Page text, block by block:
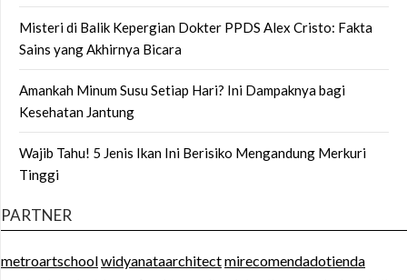
Misteri di Balik Kepergian Dokter PPDS Alex Cristo: Fakta
Sains yang Akhirnya Bicara
Amankah Minum Susu Setiap Hari? Ini Dampaknya bagi
Kesehatan Jantung
Wajib Tahu! 5 Jenis Ikan Ini Berisiko Mengandung Merkuri
Tinggi
PARTNER
metroartschoolwidyanataarchitectmirecomendadotienda